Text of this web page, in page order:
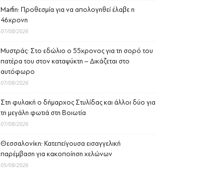
Marfin: Προθεσμία για να απολογηθεί έλαβε η
46χρονη
07/08/2026
Μυστράς: Στο εδώλιο ο 55χρονος για τη σορό του
πατέρα του στον καταψύκτη – Δικάζεται στο
αυτόφωρο
07/08/2026
Στη φυλακή ο δήμαρχος Στυλίδας και άλλοι δύο για
τη μεγάλη φωτιά στη Βοιωτία
07/08/2026
Θεσσαλονίκη: Κατεπείγουσα εισαγγελική
παρέμβαση για κακοποίηση χελώνων
05/08/2026